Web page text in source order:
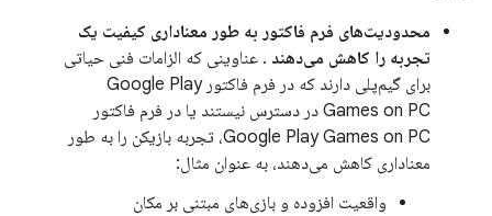
محدودیت‌های فرم فاکتور به طور معناداری کیفیت یک
تجربه را کاهش می‌دهند . عناوینی که الزامات فنی حیاتی
برای گیم‌پلی دارند که در فرم فاکتور Google Play
Games on PC در دسترس نیستند یا در فرم فاکتور
Google Play Games on PC، تجربه بازیکن را به طور
معناداری کاهش می‌دهند، به عنوان مثال:
واقعیت افزوده و بازی‌های مبتنی بر مکان